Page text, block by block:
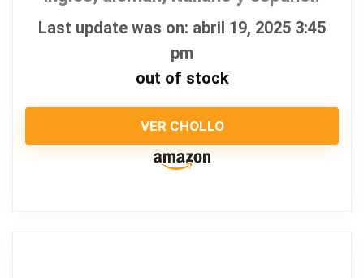
Last update was on: abril 19, 2025 3:45
pm
out of stock
VER CHOLLO